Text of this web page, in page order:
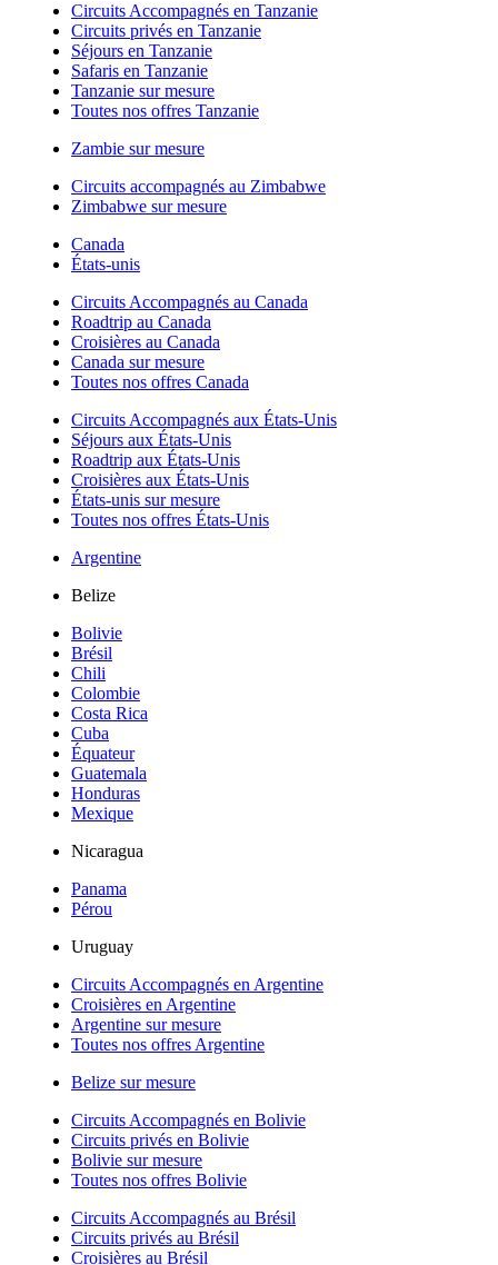
Circuits Accompagnés en Tanzanie
Circuits privés en Tanzanie
Séjours en Tanzanie
Safaris en Tanzanie
Tanzanie sur mesure
Toutes nos offres Tanzanie
Zambie sur mesure
Circuits accompagnés au Zimbabwe
Zimbabwe sur mesure
Canada
États-unis
Circuits Accompagnés au Canada
Roadtrip au Canada
Croisières au Canada
Canada sur mesure
Toutes nos offres Canada
Circuits Accompagnés aux États-Unis
Séjours aux États-Unis
Roadtrip aux États-Unis
Croisières aux États-Unis
États-unis sur mesure
Toutes nos offres États-Unis
Argentine
Belize
Bolivie
Brésil
Chili
Colombie
Costa Rica
Cuba
Équateur
Guatemala
Honduras
Mexique
Nicaragua
Panama
Pérou
Uruguay
Circuits Accompagnés en Argentine
Croisières en Argentine
Argentine sur mesure
Toutes nos offres Argentine
Belize sur mesure
Circuits Accompagnés en Bolivie
Circuits privés en Bolivie
Bolivie sur mesure
Toutes nos offres Bolivie
Circuits Accompagnés au Brésil
Circuits privés au Brésil
Croisières au Brésil